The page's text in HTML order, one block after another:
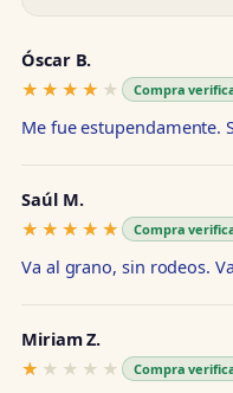
Óscar B.
★★★★★
★★★★★ Compra
Me fue estupendamente.
Saúl M.
★★★★★
★★★★★ Compra
Va al grano, sin rodeos.
Miriam Z.
★★★★★
★★★★★ Compra